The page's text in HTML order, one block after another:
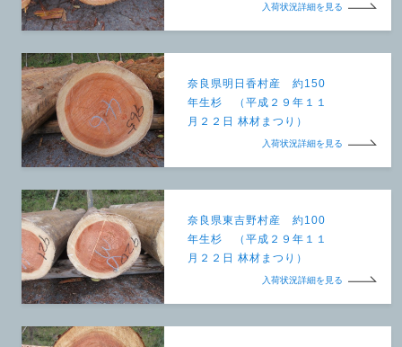
入荷状況詳細を見る
奈良県明日香村産 約150
年生杉 （平成２９年１１
月２２日 林材まつり）
入荷状況詳細を見る
奈良県東吉野村産 約100
年生杉 （平成２９年１１
月２２日 林材まつり）
入荷状況詳細を見る